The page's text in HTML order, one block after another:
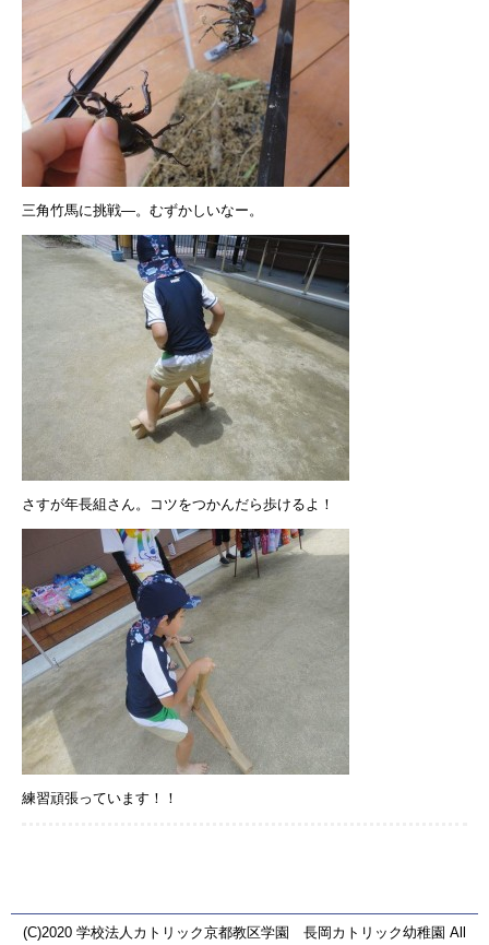
三角竹馬に挑戦―。むずかしいなー。
さすが年長組さん。コツをつかんだら歩けるよ！
練習頑張っています！！
(C)2020 学校法人カトリック京都教区学園 長岡カトリック幼稚園 All